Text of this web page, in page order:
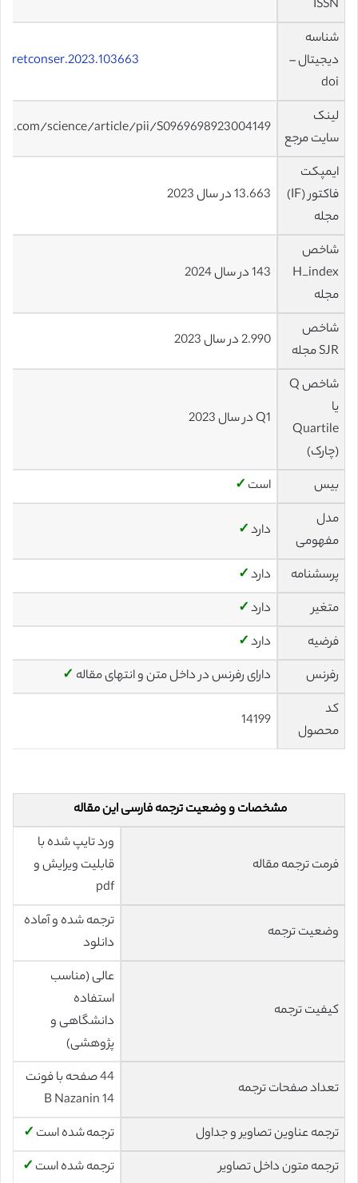
ISSN
شناسه
دیجیتال –
doi
لینک
سایت مرجع
science/article/pii/S0969698923004149
ایمپکت
فاکتور (IF)
مجله
13.663 در سال 2023
شاخص
H_index
مجله
143 در سال 2024
شاخص
SJR مجله
2.990 در سال 2023
شاخص Q
یا
Quartile
(چارک)
Q1 در سال 2023
بیس است ✓
مدل
مفهومی
دارد✓
پرسشنامه دارد✓
متغیر
دارد✓
فرضیه
دارد✓
رفرنس
دارای رفرنس در داخل متن و انتهای مقاله ✓
کد
محصول
14199
مشخصات و وضعیت ترجمه فارسی این مقاله
فرمت ترجمه مقاله
ورد تایپ شده با
قابلیت ویرایش و
pdf
وضعیت ترجمه
ترجمه شده و آماده
دانلود
کیفیت ترجمه
عالی (مناسب
استفاده
دانشگاهی و
پژوهشی)
تعداد صفحات ترجمه
44 صفحه با فونت
14 B Nazanin
ترجمه عناوین تصاویر و جداول
ترجمه شده است ✓
ترجمه متون داخل تصاویر
ترجمه شده است ✓